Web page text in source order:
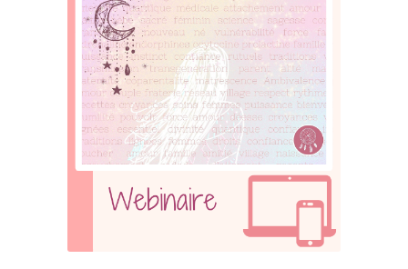
Mes données UPSfB
Mes commandes
Formations Externes
Evénements
Formations Courtes
Formations Diplomantes